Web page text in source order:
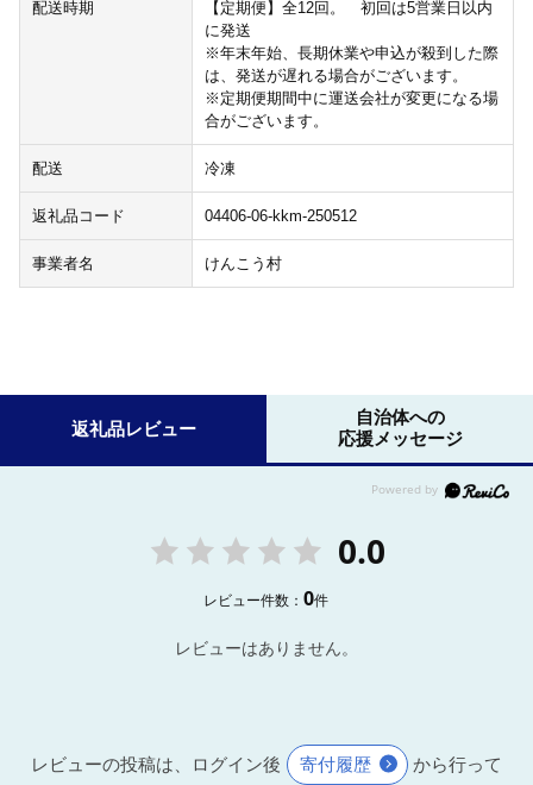
配送時期
【定期便】全12回。 初回は5営業日以内
に発送
※年末年始、長期休業や申込が殺到した際
は、発送が遅れる場合がございます。
※定期便期間中に運送会社が変更になる場
合がございます。
配送 冷凍
返礼品コード 04406-06-kkm-250512
事業者名 けんこう村
返礼品レビュー
自治体への
応援メッセージ
0.0
レビュー件数：0件
レビューはありません。
レビューの投稿は、ログイン後 寄付履歴
から行って